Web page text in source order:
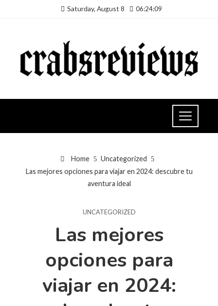
Saturday, August 8 06:24:10
Home
Uncategorized
Las mejores opciones para viajar en 2024: descubre tu
aventura ideal
UNCATEGORIZED
Las mejores
opciones para
viajar en 2024: